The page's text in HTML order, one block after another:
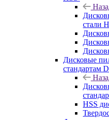
стали
Дисковые
стандартам
HSS